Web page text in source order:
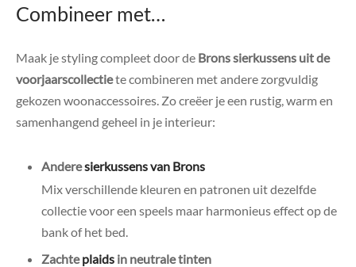
Combineer met…
Maak je styling compleet door de Brons sierkussens uit de
voorjaarscollectiete combineren met andere zorgvuldig
gekozen woonaccessoires. Zo creëer je een rustig, warm en
samenhangend geheel in je interieur:
Anderesierkussens van Brons
Mix verschillende kleuren en patronen uit dezelfde
collectie voor een speels maar harmonieus effect op de
bank of het bed.
Zachteplaidsin neutrale tinten